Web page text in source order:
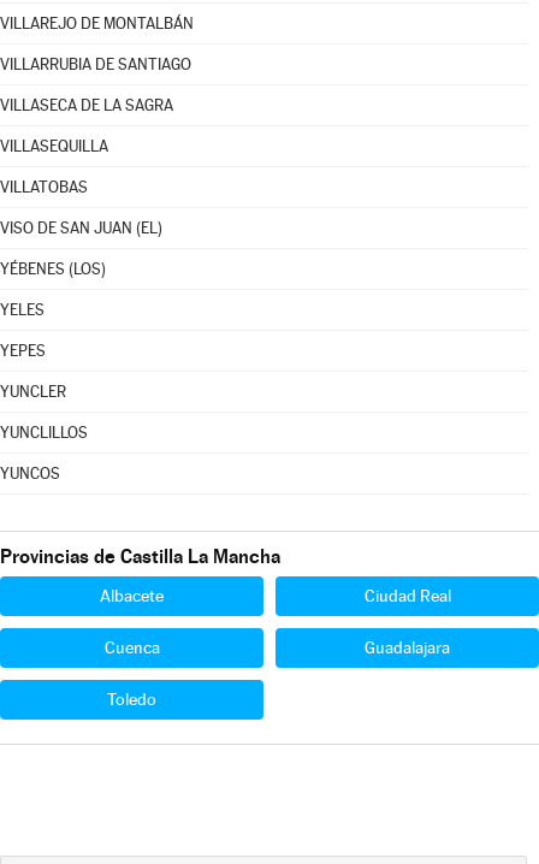
VILLAREJO DE MONTALBÁN
VILLARRUBIA DE SANTIAGO
VILLASECA DE LA SAGRA
VILLASEQUILLA
VILLATOBAS
VISO DE SAN JUAN (EL)
YÉBENES (LOS)
YELES
YEPES
YUNCLER
YUNCLILLOS
YUNCOS
Provincias de Castilla La Mancha
Albacete Ciudad Real
Cuenca Guadalajara
Toledo